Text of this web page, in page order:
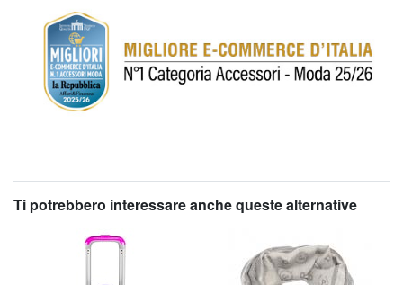
Ti potrebbero interessare anche queste alternative